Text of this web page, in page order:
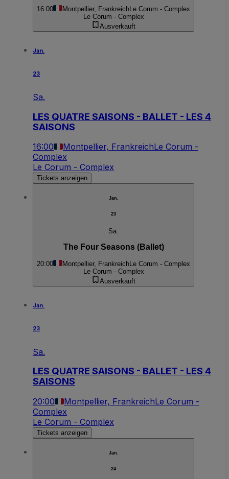
16:00 Montpellier, Frankreich Le Corum - Complex
Le Corum - Complex
Ausverkauft
Jan.
23
Sa.
LES QUATRE SAISONS - BALLET - LES 4
SAISONS
16:00 Montpellier, FrankreichLe Corum -
Complex
Le Corum - Complex
Tickets anzeigen
Jan.
23
Sa.
The Four Seasons (Ballet)
20:00 Montpellier, Frankreich Le Corum - Complex
Le Corum - Complex
Ausverkauft
Jan.
23
Sa.
LES QUATRE SAISONS - BALLET - LES 4
SAISONS
20:00 Montpellier, FrankreichLe Corum -
Complex
Le Corum - Complex
Tickets anzeigen
Jan.
24